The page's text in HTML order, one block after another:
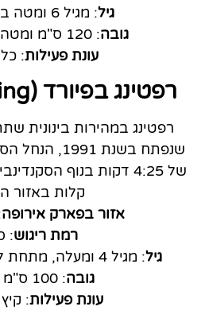
גיל: מגיל 6 ומטה בלווי מבוגר
גובה: 120 ס"מ ומטה בלווי מבוגר
עונת פעילות:
רפטינג בפיורד (Fjord Rafting).
רפטינג במהירות בינונית
שנפתח בשנת
של 4:25 דקות בנוף
קלות באזור
אזור בפארק אירופה
רמת ריגוש:
גיל: מגיל 4 ומעלה, מתחת לגיל 8 בלווי מבוגר
גובה: 100 ס"מ ומעלה
עונת פעילות: קיץ